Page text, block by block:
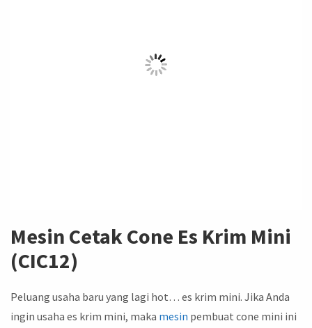
Mesin Cetak Cone Es Krim Mini
(CIC12)
Peluang usaha baru yang lagi hot… es krim mini. Jika Anda
ingin usaha es krim mini, maka mesin pembuat cone mini ini